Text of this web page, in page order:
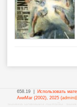
658.19 | Использовать
АниМаг (2002), 2025 (